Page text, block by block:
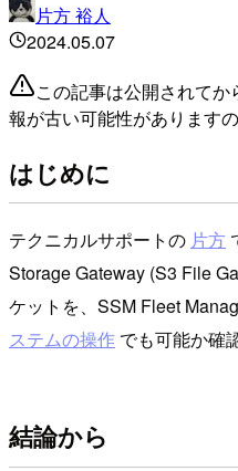
片方 裕人
2024.05.07
この記事は公開されて
報が古い可能性があります
はじめに
テクニカルサポートの 片方
Storage Gateway (S3 File
ケットを、SSM Fleet
ステムの操作 でも可能か確
結論から